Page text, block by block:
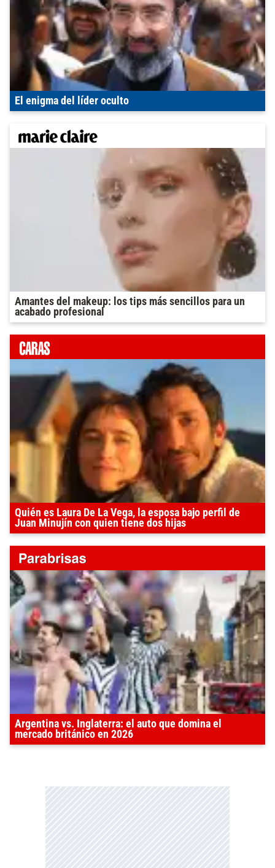
El enigma del líder oculto
Amantes del makeup: los tips más sencillos para un
acabado profesional
Quién es Laura De La Vega, la esposa bajo perfil de
Juan Minujín con quien tiene dos hijas
Argentina vs. Inglaterra: el auto que domina el
mercado británico en 2026